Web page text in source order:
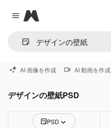
Close menu
Magnific
AI 画像を作成 AI 動画を作成
デザインの壁紙PSD
PSD